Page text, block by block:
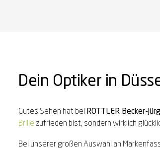
Dein Optiker in
Gutes Sehen hat bei ROTTLER Becker-
Brille zufrieden bist, sondern wirklich
Bei unserer großen Auswahl an